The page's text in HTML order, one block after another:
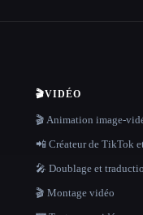
🎬VIDÉO
🎬 Animation image-
📲 Créateur de TikTok
🎤 Doublage et
🎬 Montage vidéo